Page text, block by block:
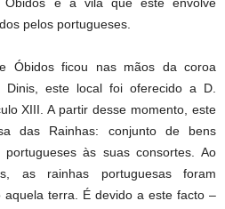
e a vila que este envolve
pelos portugueses.
Óbidos ficou nas mãos da coroa
Dinis, este local foi oferecido a D.
XIII. A partir desse momento, este
das Rainhas: conjunto de bens
às suas consortes. Ao
as rainhas portuguesas foram
aquela terra. É devido a este facto –